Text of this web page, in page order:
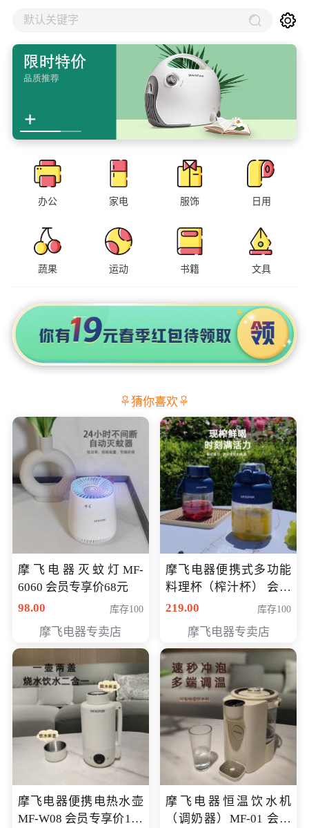
默认关键字
办公 家电 服饰 日用
蔬果 运动 书籍 文具
猜你喜欢
摩飞电器灭蚊灯MF-
6060 会员专享价68元
98.00
库存100
摩飞电器专卖店
摩飞电器便携式多功能
料理杯（榨汁杯） 会员
专享价118元
219.00 库存100
摩飞电器专卖店
摩飞电器便携电热水壶
MF-W08 会员专享价198
摩飞电器恒温饮水机
（调奶器）MF-01 会员